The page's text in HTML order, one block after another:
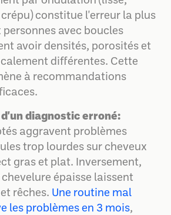
constitue l'erreur la plus
personnes avec boucles
avoir densités, porosités et
différentes. Cette
à recommandations
diagnostic erroné:
aggravent problèmes
trop lourdes sur cheveux
gras et plat. Inversement,
épaisse laissent
rêches. Une routine mal
les problèmes en 3 mois,